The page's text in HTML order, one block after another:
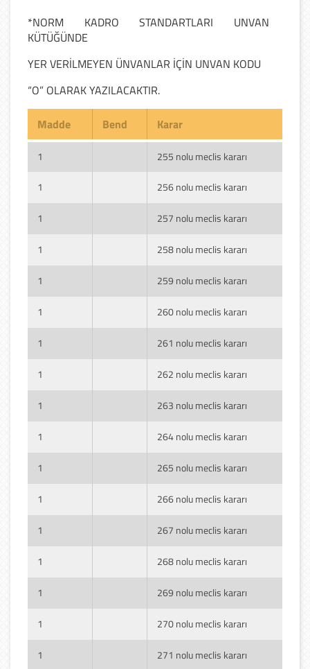
*NORM KADRO STANDARTLARI UNVAN
KÜTÜĞÜNDE
YER VERİLMEYEN ÜNVANLAR İÇİN UNVAN KODU
“O” OLARAK YAZILACAKTIR.
Madde Bend Karar
1 255 nolu meclis kararı
1 256 nolu meclis kararı
1 257 nolu meclis kararı
1 258 nolu meclis kararı
1 259 nolu meclis kararı
1 260 nolu meclis kararı
1 261 nolu meclis kararı
1 262 nolu meclis kararı
1 263 nolu meclis kararı
1 264 nolu meclis kararı
1 265 nolu meclis kararı
1 266 nolu meclis kararı
1 267 nolu meclis kararı
1 268 nolu meclis kararı
1 269 nolu meclis kararı
1 270 nolu meclis kararı
1 271 nolu meclis kararı